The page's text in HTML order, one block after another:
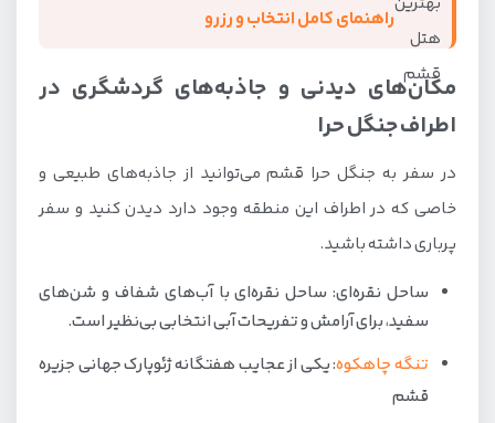
راهنمای کامل انتخاب و رزرو
مکان‌های دیدنی و جاذبه‌های گردشگری در
اطراف جنگل حرا
در سفر به جنگل حرا قشم می‌توانید از جاذبه‌های طبیعی و
خاصی که در اطراف این منطقه وجود دارد دیدن کنید و سفر
پرباری داشته باشید.
ساحل نقره‌ای: ساحل نقره‌ای با آب‌های شفاف و شن‌های
سفید، برای آرامش و تفریحات آبی انتخابی بی‌نظیر است.
تنگه چاهکوه: یکی از عجایب هفتگانه ژئوپارک جهانی جزیره
قشم